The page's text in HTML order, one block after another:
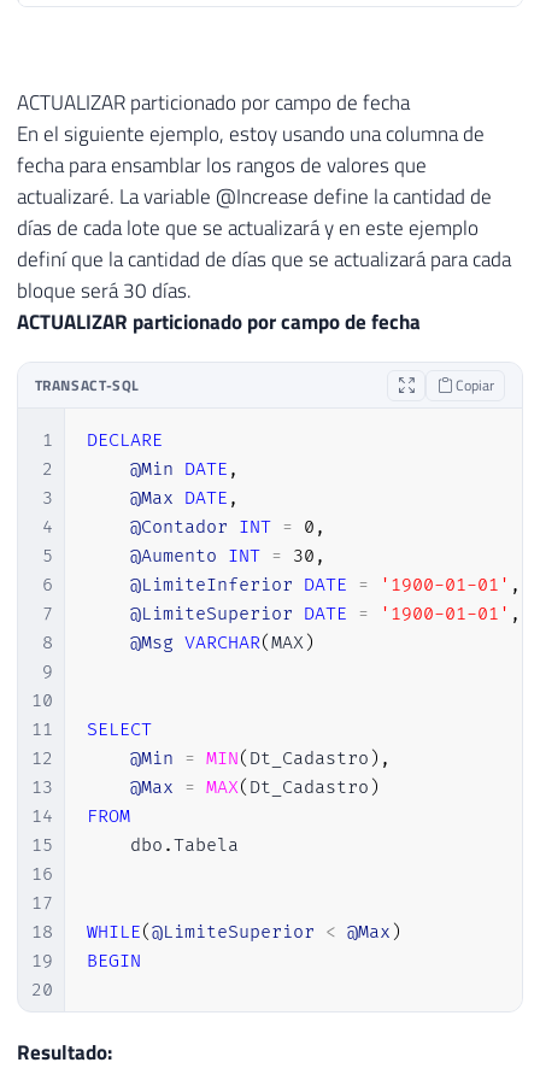
43
44
45
46
47
SET @Msg = CONCAT('Processando
RAISERROR(@Msg, 1, 1) WITH NOWAIT
END
ACTUALIZAR particionado por campo de fecha
En el siguiente ejemplo, estoy usando una columna de
fecha para ensamblar los rangos de valores que
actualizaré. La variable @Increase define la cantidad de
días de cada lote que se actualizará y en este ejemplo
definí que la cantidad de días que se actualizará para cada
bloque será 30 días.
ACTUALIZAR particionado por campo de fecha
TRANSACT-SQL Copiar
1
2
3
4
5
6
7
8
9
10
11
12
13
14
15
16
17
18
19
20
21
22
DECLARE
@Min DATE ,
@Max DATE ,
@Contador INT = 0 ,
@Aumento INT = 30 ,
@LimiteInferior DATE = '1900-01-01' ,
@LimiteSuperior DATE = '1900-01-01' ,
@Msg VARCHAR(MAX)
SELECT
@Min = MIN( Dt_Cadastro ) ,
@Max = MAX( Dt_Cadastro )
FROM
    dbo
.Tabela
WHILE(@LimiteSuperior < @Max )
BEGIN
Resultado: